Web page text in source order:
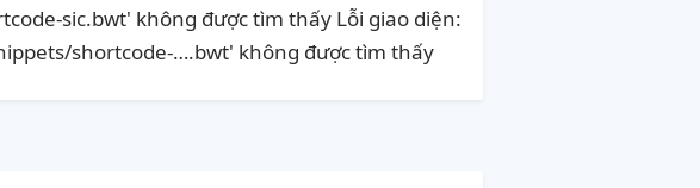
sic.bwt' không được tìm thấy Lỗi giao diện:
shortcode-….bwt' không được tìm thấy